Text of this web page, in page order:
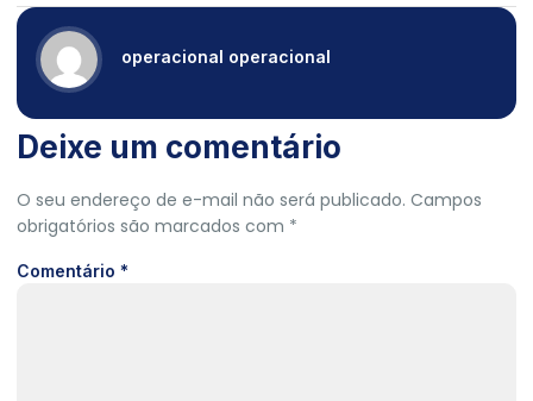
operacional operacional
Deixe um comentário
O seu endereço de e-mail não será publicado. Campos
obrigatórios são marcados com *
Comentário *